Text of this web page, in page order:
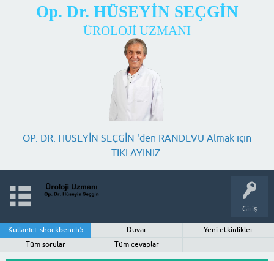
Op. Dr. HÜSEYİN SEÇGİN
ÜROLOJİ UZMANI
OP. DR. HÜSEYİN SEÇGİN 'den RANDEVU Almak için
TIKLAYINIZ.
Giriş
Kullanıcı: shockbench5 Duvar
Yeni etkinlikler
Tüm sorular
Tüm cevaplar